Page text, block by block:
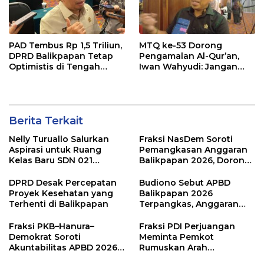
PAD Tembus Rp 1,5 Triliun,
DPRD Balikpapan Tetap
Optimistis di Tengah
MTQ ke-53 Dorong
Pengamalan Al-Qur’an,
Iwan Wahyudi: Jangan
Berita Terkait
Nelly Turuallo Salurkan
Aspirasi untuk Ruang
Kelas Baru SDN 021
Fraksi NasDem Soroti
Pemangkasan Anggaran
Balikpapan 2026, Dorong
Publik
DPRD Desak Percepatan
Proyek Kesehatan yang
Terhenti di Balikpapan
Budiono Sebut APBD
Balikpapan 2026
Terpangkas, Anggaran
Fraksi PKB–Hanura–
Demokrat Soroti
Akuntabilitas APBD 2026
Fraksi PDI Perjuangan
Meminta Pemkot
Rumuskan Arah